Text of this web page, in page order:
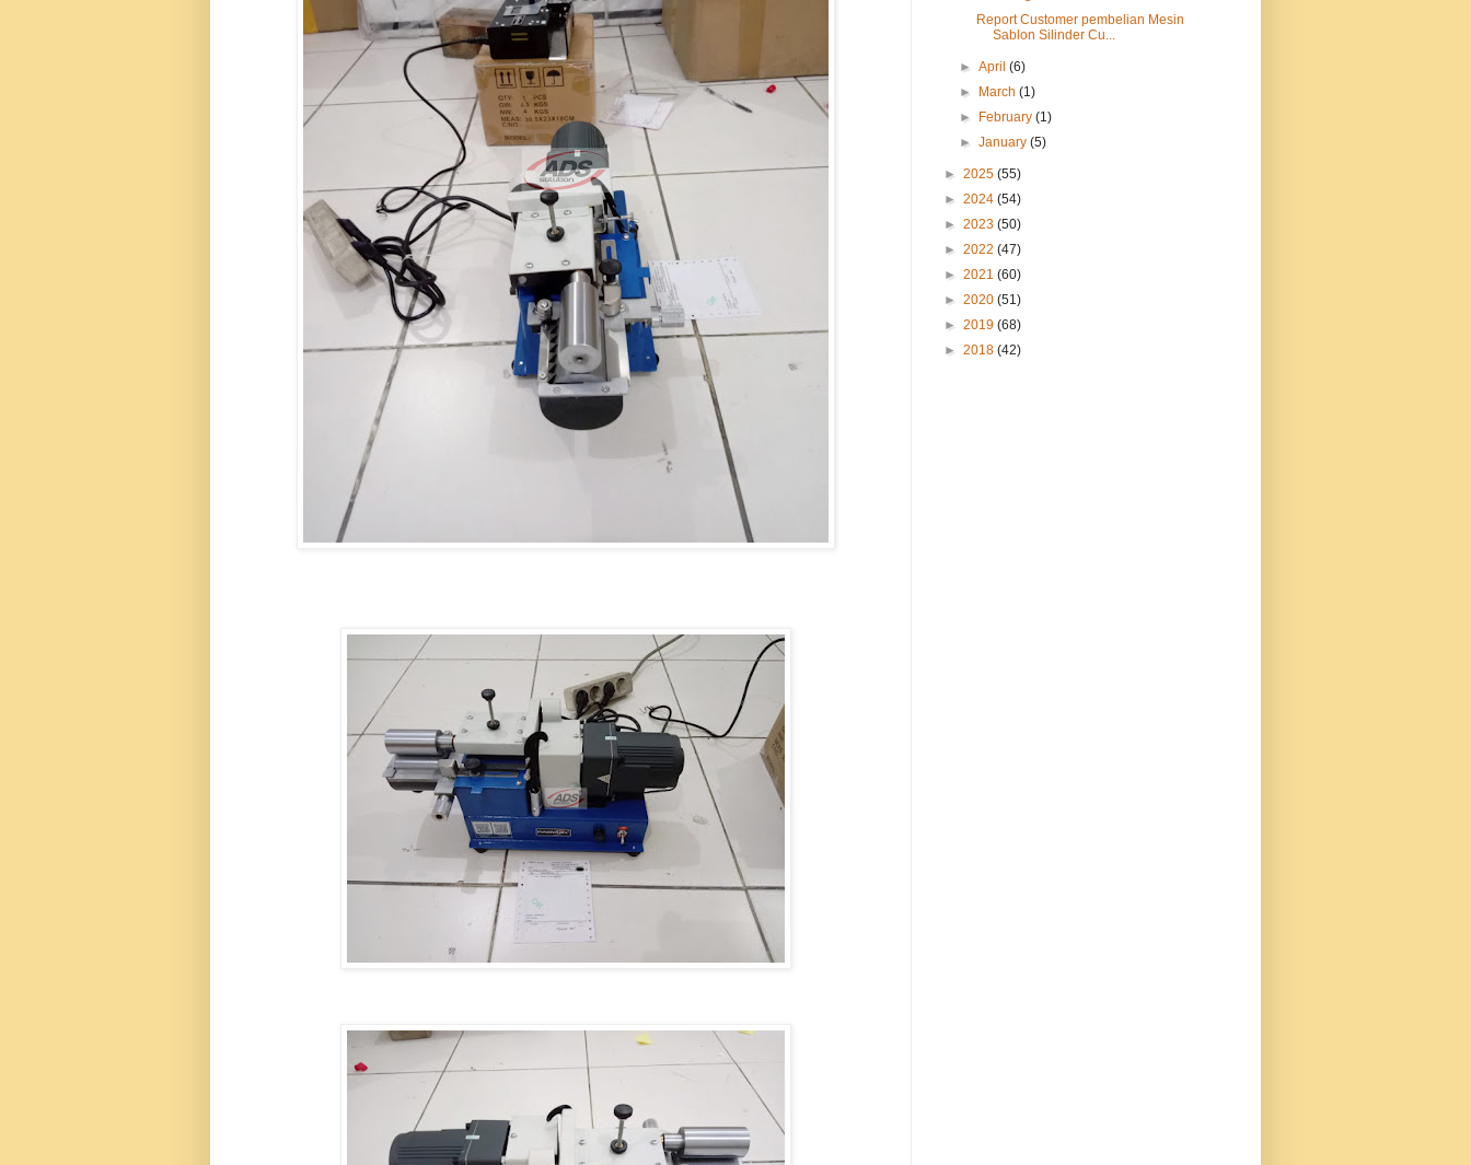
Report Customer pembelian Mesin
Sablon Silinder Cu...
►April(6)
►
March(1)
►
February(1)
►January(5)
► 2025 (55)
► 2024 (54)
► 2023 (50)
► 2022 (47)
► 2021 (60)
► 2020 (51)
► 2019 (68)
► 2018 (42)